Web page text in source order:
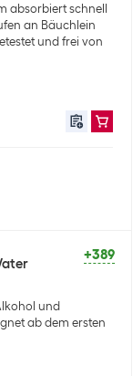
absorbiert schnell
an Bäuchlein
und frei von
+389
und
ab dem ersten